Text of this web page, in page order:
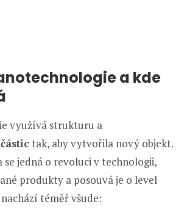
a kde
využívá strukturu a
tak, aby vytvořila nový objekt.
se jedná o revoluci v technologii,
produkty a posouvá je o level
téměř všude: